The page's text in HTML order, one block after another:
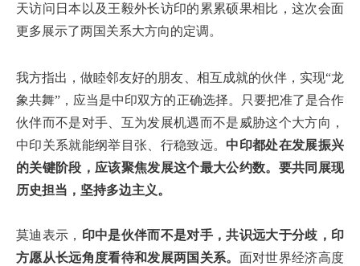
天访问日本以及王毅外长访印的累累硕果相比，这次会面
更多展示了两国关系大方向的定调。
我方指出，做睦邻友好的朋友、相互成就的伙伴，实现“龙
象共舞”，应当是中印双方的正确选择。只要把准了是合作
伙伴而不是对手、互为发展机遇而不是威胁这个大方向，
中印关系就能纲举目张、行稳致远。 中印都处在发展振兴
的关键阶段，应该聚焦发展这个最大公约数。要共同展现
历史担当，坚持多边主义。
莫迪表示，
印中是伙伴而不是对手，共识远大于分歧，印
方愿从长远角度看待和发展两国关系。 面对世界经济高度